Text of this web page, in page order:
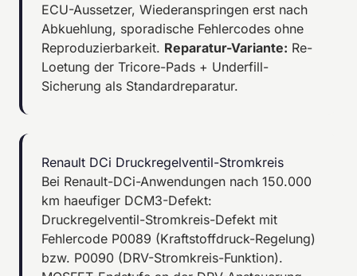
ECU-Aussetzer, Wiederanspringen erst nach
Abkuehlung, sporadische Fehlercodes ohne
Reproduzierbarkeit. Reparatur-Variante: Re-
Loetung der Tricore-Pads + Underfill-
Sicherung als Standardreparatur.
Renault DCi Druckregelventil-Stromkreis
Bei Renault-DCi-Anwendungen nach 150.000
km haeufiger DCM3-Defekt:
Druckregelventil-Stromkreis-Defekt mit
Fehlercode P0089 (Kraftstoffdruck-Regelung)
bzw. P0090 (DRV-Stromkreis-Funktion).